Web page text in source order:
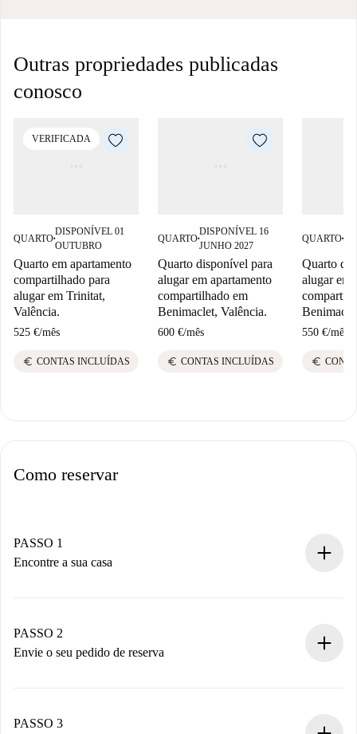
Outras propriedades publicadas
conosco
VERIFICADA
QUARTO■
DISPONÍVEL 01
OUTUBRO
Quarto em apartamento
compartilhado para
alugar em Trinitat,
Valência.
525 €/mês
euro CONTAS INCLUÍDAS
QUARTO■
DISPONÍVEL 16
JUNHO 2027
Quarto disponível para
alugar em apartamento
compartilhado em
Benimaclet, Valência.
600 €/mês
euro CONTAS INCLUÍDAS
QUARTO■
Quarto
alugar em
550 €/mês
euro
Como reservar
PASSO 1
Encontre a sua casa
Você tem todas as informações necessárias
antecipadamente.
PASSO 2
Envie o seu pedido de reserva
Não cobramos nada até que o proprietário confirme.
PASSO 3